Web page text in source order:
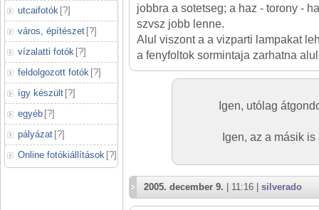
utcaifotók [?]
város, építészet [?]
vízalatti fotók [?]
feldolgozott fotók [?]
így készült [?]
egyéb [?]
pályázat [?]
Online fotókiállítások [?]
jobbra a sotetseg; a haz - torony -
szvsz jobb lenne.
Alul viszont a a vizparti lampakat
a fenyfoltok sormintaja zarhatna
Igen, utólag
Igen, az a másik
2005. december 9. | 11:16 | silverado